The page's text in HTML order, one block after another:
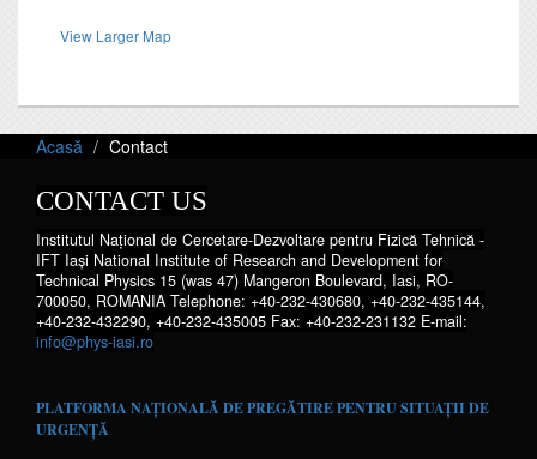
View Larger Map
Acasă Contact
CONTACT US
Institutul Național de Cercetare-Dezvoltare pentru Fizică Tehnică -
IFT Iaşi National Institute of Research and Development for
Technical Physics 15 (was 47) Mangeron Boulevard, Iasi, RO-
700050, ROMANIA Telephone: +40-232-430680, +40-232-435144,
+40-232-432290, +40-232-435005 Fax: +40-232-231132 E-mail:
info@phys-iasi.ro
PLATFORMA NAȚIONALĂ DE PREGĂTIRE PENTRU SITUAȚII DE
URGENȚĂ